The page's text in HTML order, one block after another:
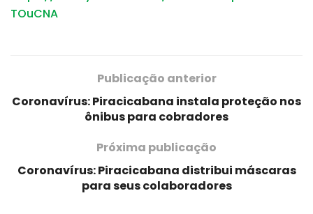
TOuCNA
Publicação anterior
Coronavírus: Piracicabana instala proteção nos
ônibus para cobradores
Próxima publicação
Coronavírus: Piracicabana distribui máscaras
para seus colaboradores